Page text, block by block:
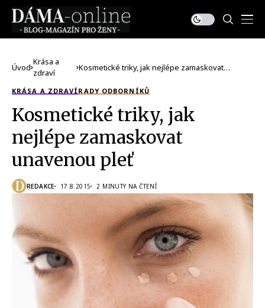
Úvod
Krása a
zdraví
Kosmetické triky, jak nejlépe zamaskovat
KRÁSA A ZDRAVÍ RADY ODBORNÍKŮ
Kosmetické triky, jak
nejlépe zamaskovat
unavenou pleť
REDAKCE 17.8.2015 2 MINUTY NA ČTENÍ